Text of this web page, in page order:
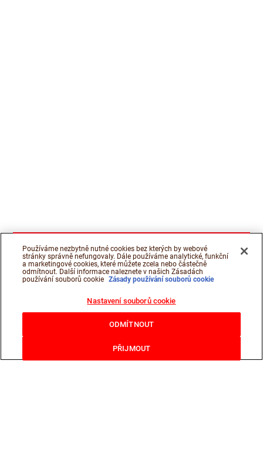
Používáme nezbytně nutné cookies bez kterých by webové
stránky správně nefungovaly. Dále používáme analytické, funkční
a marketingové cookies, které můžete zcela nebo částečně
odmítnout. Další informace naleznete v našich Zásadách
používání souborů cookie Zásady používání souborů cookie
Nastavení souborů cookie
ODMÍTNOUT
PŘIJMOUT